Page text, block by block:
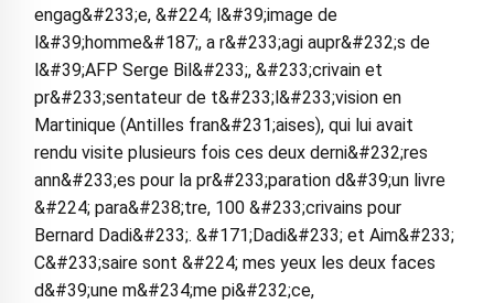
engag&#233;e, &#224; l&#39;image de
l&#39;homme&#187;, a r&#233;agi aupr&#232;s de
l&#39;AFP Serge Bil&#233;, &#233;crivain et
pr&#233;sentateur de t&#233;l&#233;vision en
Martinique (Antilles fran&#231;aises), qui lui avait
rendu visite plusieurs fois ces deux derni&#232;res
ann&#233;es pour la pr&#233;paration d&#39;un livre
&#224; para&#238;tre, 100 &#233;crivains pour
Bernard Dadi&#233;. &#171;Dadi&#233; et Aim&#233;
C&#233;saire sont &#224; mes yeux les deux faces
d&#39;une m&#234;me pi&#232;ce,